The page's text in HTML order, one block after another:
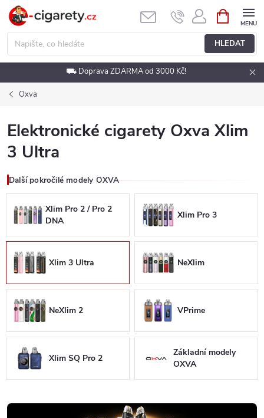
Přejít
obsah
HLEDAT
NÁKUPNÍ
KOŠÍK
⛟ Doprava ZDARMA od 3000 Kč!
Oxva
Elektronické cigarety Oxva Xlim
3 Ultra
Další pokročilé modely OXVA
Xlim Pro 2 / Pro 2
DNA
Xlim Pro 3
Xlim 3 Ultra NeXlim
NeXlim 2 VPrime
Xlim SQ Pro 2
Základní modely
OXVA